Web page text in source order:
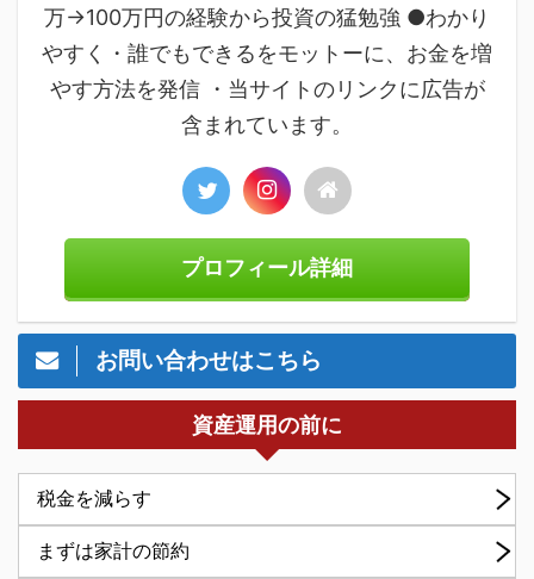
万→100万円の経験から投資の猛勉強 ●わかり
やすく・誰でもできるをモットーに、お金を増
やす方法を発信 ・当サイトのリンクに広告が
含まれています。
プロフィール詳細
お問い合わせはこちら
資産運用の前に
税金を減らす
まずは家計の節約